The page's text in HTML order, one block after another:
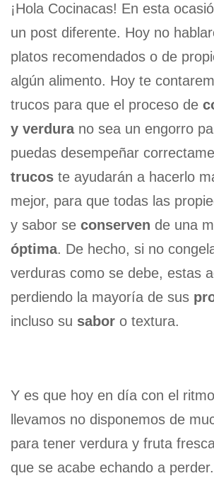
¡Hola Cocinacas! En esta
un post diferente. Hoy no
platos recomendados o de
algún alimento. Hoy te
trucos para que el proceso de
y verdurano sea un engorro
puedas desempeñar
trucos te ayudarán a hacerlo
mejor, para que todas las
y sabor se conserven de una
óptima. De hecho, si no
verduras como se debe, estas
perdiendo la mayoría de sus
incluso su sabor o textura.
Y es que hoy en día con el
llevamos no disponemos de
para tener verdura y fruta
que se acabe echando a